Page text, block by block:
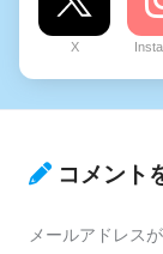
X
コメント
メールアドレス